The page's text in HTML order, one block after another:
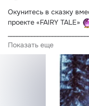
Окунитесь в сказку
проекте «FAIRY TALE»
получите
Показать еще